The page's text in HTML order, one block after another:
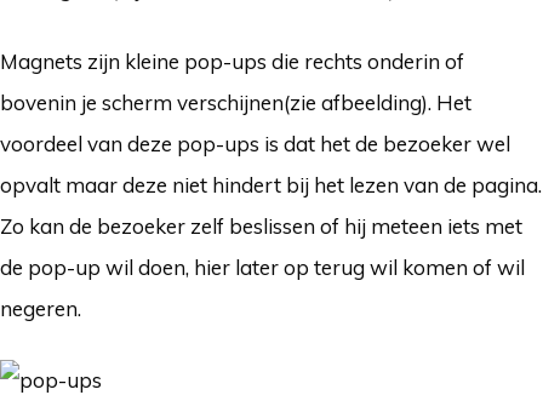
Magnets zijn kleine pop-ups die rechts onderin of
bovenin je scherm verschijnen(zie afbeelding). Het
voordeel van deze pop-ups is dat het de bezoeker wel
opvalt maar deze niet hindert bij het lezen van de pagina.
Zo kan de bezoeker zelf beslissen of hij meteen iets met
de pop-up wil doen, hier later op terug wil komen of wil
negeren.